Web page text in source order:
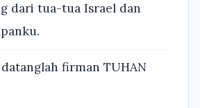
dari tua-tua Israel dan
firman TUHAN